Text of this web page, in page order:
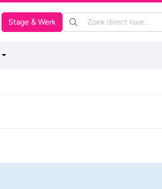
Stage & Werk Zoeken: